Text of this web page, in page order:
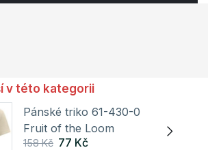
v této kategorii
Pánské triko 61-430-0
Fruit of the Loom
158 Kč 77 Kč